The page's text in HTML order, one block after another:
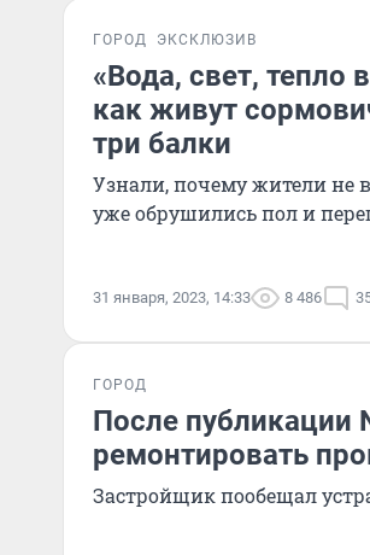
ГОРОД ЭКСКЛЮЗИВ
«Вода, свет, тепло
как живут
три балки
Узнали, почему жители не
уже обрушились пол и
31 января, 2023, 14:33 8 486
ГОРОД
После публикации
ремонтировать
Застройщик пообещал